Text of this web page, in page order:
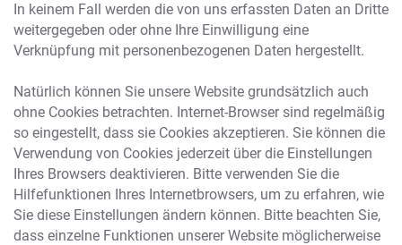
In keinem Fall werden die von uns erfassten Daten an Dritte
weitergegeben oder ohne Ihre Einwilligung eine
Verknüpfung mit personenbezogenen Daten hergestellt.
Natürlich können Sie unsere Website grundsätzlich auch
ohne Cookies betrachten. Internet-Browser sind regelmäßig
so eingestellt, dass sie Cookies akzeptieren. Sie können die
Verwendung von Cookies jederzeit über die Einstellungen
Ihres Browsers deaktivieren. Bitte verwenden Sie die
Hilfefunktionen Ihres Internetbrowsers, um zu erfahren, wie
Sie diese Einstellungen ändern können. Bitte beachten Sie,
dass einzelne Funktionen unserer Website möglicherweise